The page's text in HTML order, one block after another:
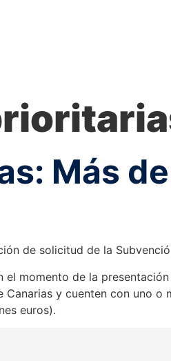
Más
de solicitud de la
el momento de la
y cuenten con uno
euros).